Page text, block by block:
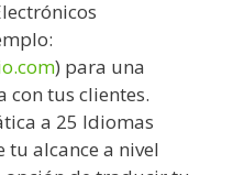
) para una
con tus clientes.
a 25 Idiomas
tu alcance a nivel